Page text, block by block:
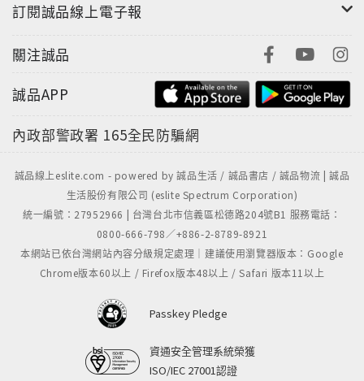
訂閱誠品線上電子報
關注誠品
誠品APP
內政部警政署 165全民防騙網
誠品線上eslite.com - powered by 誠品生活 / 誠品書店 / 誠品物流 | 誠品
生活股份有限公司 (eslite Spectrum Corporation)
統一編號：27952966 | 台灣台北市信義區松德路204號B1 服務電話：
0800-666-798／+886-2-8789-8921
本網站已依台灣網站內容分級規定處理｜建議使用瀏覽器版本：Google
Chrome版本60以上 / Firefox版本48以上 / Safari 版本11以上
Passkey Pledge
資通安全管理系統榮獲
ISO/IEC 27001認證